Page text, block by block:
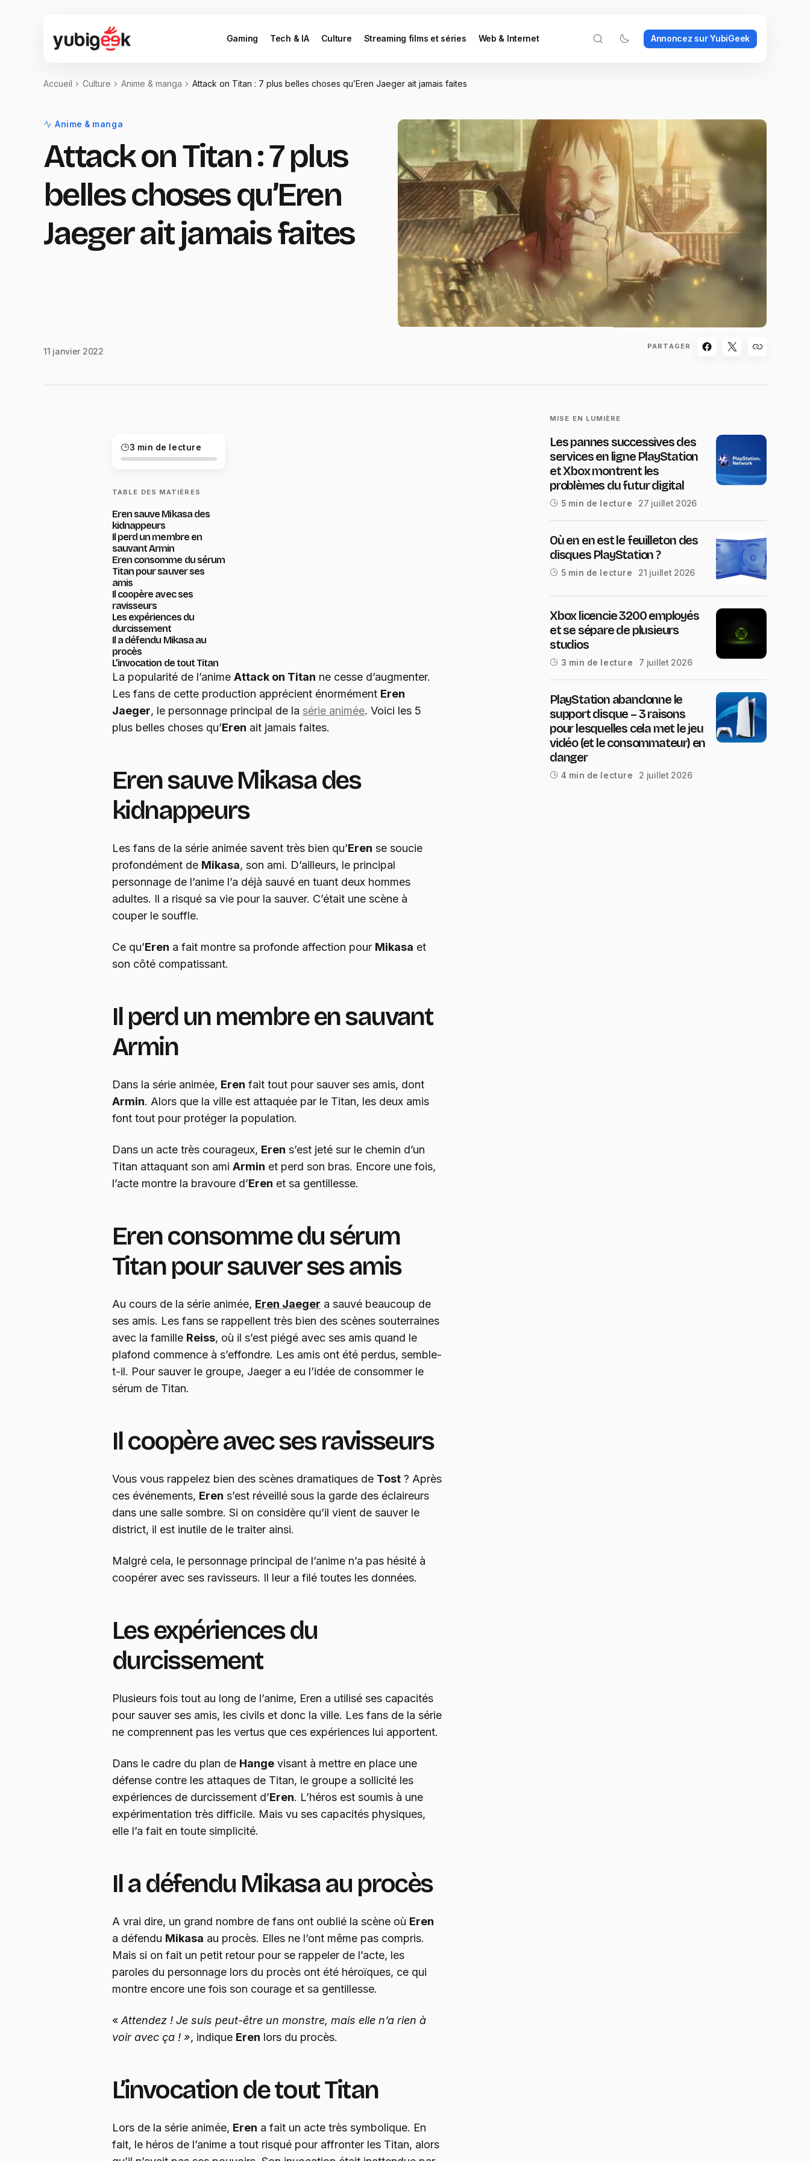
Gaming Tech & IA Culture Streaming films et séries Web & Internet Annoncez sur YubiGeek
Accueil Culture Anime & manga Attack on Titan : 7 plus belles choses qu’Eren Jaeger ait jamais faites
Anime & manga
Attack on Titan : 7 plus
belles choses qu’Eren
Jaeger ait jamais faites
11 janvier 2022 PARTAGER
3 min de lecture
TABLE DES MATIÈRES
Eren sauve Mikasa des
kidnappeurs
Il perd un membre en
sauvant Armin
Eren consomme du sérum
Titan pour sauver ses
amis
Il coopère avec ses
ravisseurs
Les expériences du
durcissement
Il a défendu Mikasa au
procès
L’invocation de tout Titan
La popularité de l’anime Attack on Titan ne cesse d’augmenter.
Les fans de cette production apprécient énormément Eren
Jaeger, le personnage principal de la série animée. Voici les 5
plus belles choses qu’Eren ait jamais faites.
Eren sauve Mikasa des
kidnappeurs
Les fans de la série animée savent très bien qu’Eren se soucie
profondément de Mikasa, son ami. D’ailleurs, le principal
personnage de l’anime l’a déjà sauvé en tuant deux hommes
adultes. Il a risqué sa vie pour la sauver. C’était une scène à
couper le souffle.
Ce qu’Eren a fait montre sa profonde affection pour Mikasa et
son côté compatissant.
Il perd un membre en sauvant
Armin
Dans la série animée, Eren fait tout pour sauver ses amis, dont
Armin. Alors que la ville est attaquée par le Titan, les deux amis
font tout pour protéger la population.
Dans un acte très courageux, Eren s’est jeté sur le chemin d’un
Titan attaquant son ami Armin et perd son bras. Encore une fois,
l’acte montre la bravoure d’Eren et sa gentillesse.
Eren consomme du sérum
Titan pour sauver ses amis
Au cours de la série animée, Eren Jaeger a sauvé beaucoup de
ses amis. Les fans se rappellent très bien des scènes souterraines
avec la famille Reiss, où il s’est piégé avec ses amis quand le
plafond commence à s’effondre. Les amis ont été perdus, semble-
t-il. Pour sauver le groupe, Jaeger a eu l’idée de consommer le
sérum de Titan.
Il coopère avec ses ravisseurs
Vous vous rappelez bien des scènes dramatiques de Tost ? Après
ces événements, Eren s’est réveillé sous la garde des éclaireurs
dans une salle sombre. Si on considère qu’il vient de sauver le
district, il est inutile de le traiter ainsi.
Malgré cela, le personnage principal de l’anime n’a pas hésité à
coopérer avec ses ravisseurs. Il leur a filé toutes les données.
Les expériences du
durcissement
Plusieurs fois tout au long de l’anime, Eren a utilisé ses capacités
pour sauver ses amis, les civils et donc la ville. Les fans de la série
ne comprennent pas les vertus que ces expériences lui apportent.
Dans le cadre du plan de Hange visant à mettre en place une
défense contre les attaques de Titan, le groupe a sollicité les
expériences de durcissement d’Eren. L’héros est soumis à une
expérimentation très difficile. Mais vu ses capacités physiques,
elle l’a fait en toute simplicité.
Il a défendu Mikasa au procès
A vrai dire, un grand nombre de fans ont oublié la scène où Eren
a défendu Mikasa au procès. Elles ne l’ont même pas compris.
Mais si on fait un petit retour pour se rappeler de l’acte, les
paroles du personnage lors du procès ont été héroïques, ce qui
montre encore une fois son courage et sa gentillesse.
« Attendez ! Je suis peut-être un monstre, mais elle n’a rien à
voir avec ça ! », indique Eren lors du procès.
L’invocation de tout Titan
Lors de la série animée, Eren a fait un acte très symbolique. En
fait, le héros de l’anime a tout risqué pour affronter les Titan, alors
MISE EN LUMIÈRE
Les pannes successives des
services en ligne PlayStation
et Xbox montrent les
problèmes du futur digital
5 min de lecture 27 juillet 2026
Où en en est le feuilleton des
disques PlayStation ?
5 min de lecture 21 juillet 2026
Xbox licencie 3200 employés
et se sépare de plusieurs
studios
3 min de lecture 7 juillet 2026
PlayStation abandonne le
support disque – 3 raisons
pour lesquelles cela met le jeu
vidéo (et le consommateur) en
danger
4 min de lecture 2 juillet 2026